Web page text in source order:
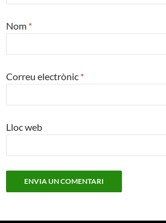
Nom *
Correu electrònic *
Lloc web